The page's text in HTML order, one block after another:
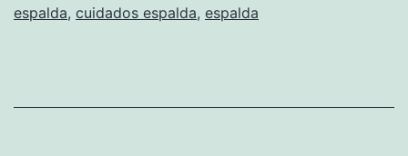
espalda, cuidados espalda, espalda